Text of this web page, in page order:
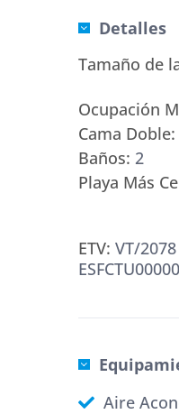
Detalles
Tamaño de
Baños: 2
Ocupación
Cama Doble:
Playa Más
ETV: VT/
Aire